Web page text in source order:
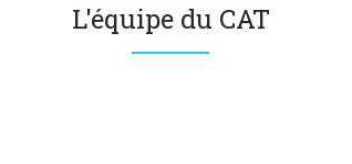
L'équipe du CAT